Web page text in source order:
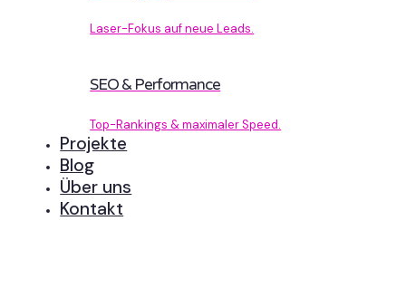
Laser-Fokus auf neue Leads.
SEO & Performance
Top-Rankings & maximaler Speed.
Projekte
Blog
Über uns
Kontakt